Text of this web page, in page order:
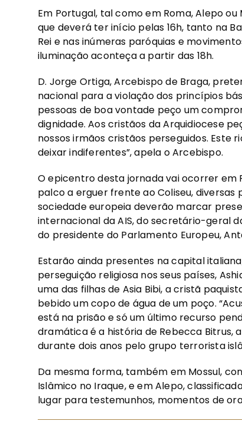
Em Portugal, tal como em Roma, Alepo
que deverá ter início pelas 16h, tanto na
Rei e nas inúmeras paróquias e
iluminação aconteça a partir das 18h.
D. Jorge Ortiga, Arcebispo de Braga,
nacional para a violação dos princípios
pessoas de boa vontade peço um
dignidade. Aos cristãos da Arquidiocese
nossos irmãos cristãos perseguidos. Este
deixar indiferentes”, apela o Arcebispo.
O epicentro desta jornada vai ocorrer em
palco a erguer frente ao Coliseu,
sociedade europeia deverão marcar
internacional da AIS, do secretário-geral
do presidente do Parlamento Europeu,
Estarão ainda presentes na capital
perseguição religiosa nos seus países,
uma das filhas de Asia Bibi, a cristã
bebido um copo de água de um poço.
está na prisão e só um último recurso
dramática é a história de Rebecca
durante dois anos pelo grupo terrorista
Da mesma forma, também em Mossul,
Islâmico no Iraque, e em Alepo,
lugar para testemunhos, momentos de